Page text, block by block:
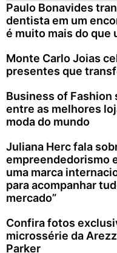
Paulo Bonavides
dentista em um
é muito mais do que
Monte Carlo Joias
presentes que
Business of
entre as melhores
moda do mundo
Juliana Herc fala
empreendedorismo
uma marca
para acompanhar
mercado”
Confira fotos
microssérie da
Parker